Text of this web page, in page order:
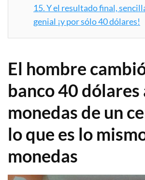
15.Y el resultado final,
genial ¡y por sólo 40 dólares!
El hombre
banco 40 dólares
monedas de un
lo que es lo
monedas